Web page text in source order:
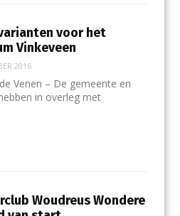
voor het
Vinkeveen
2016
Venen – De gemeente en
in overleg met
Woudreus Wondere